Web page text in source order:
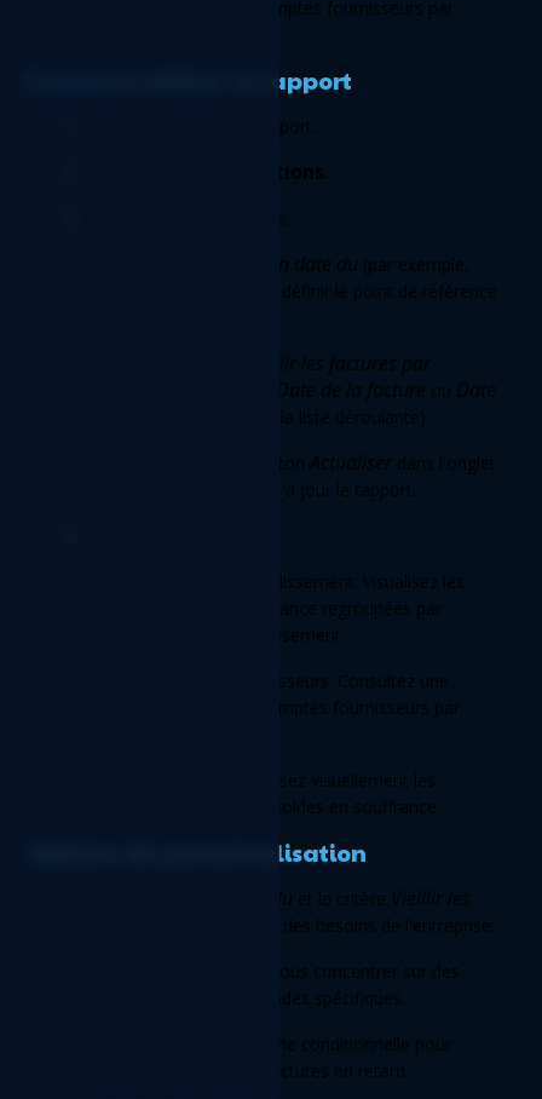
Le top 20 des comptes fournisseurs par
Comment utiliser ce rapport
Ouvrez le classeur du rapport.
Instructions.
Définissez les paramètres:
En date du (par exemple,
31/12/2024) pour définir le point de référence
Vieillir les factures par
Date de la facture ou Date
dans la liste déroulante).
Cliquez sur le bouton Actualiser dans l'onglet
XLGL pour mettre à jour le rapport.
Sommaire du vieillissement: Visualisez les
factures en souffrance regroupées par
périodes de vieillissement.
Détails des fournisseurs: Consultez une
ventilation des comptes fournisseurs par
Graphiques: Analysez visuellement les
tendances et les soldes en souffrance.
Options de personnalisation
En date du et le critère Vieillir les
en fonction des besoins de l'entreprise.
Modifiez les filtres pour vous concentrer sur des
fournisseurs ou des périodes spécifiques.
Ajoutez une mise en forme conditionnelle pour
mettre en évidence les factures en retard.